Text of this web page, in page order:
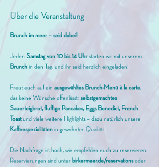
Über die Veranstaltung
Brunch im meer – seid dabei!
Jeden Samstag von 10 bis 14 Uhr starten wir mit unserem
Brunch in den Tag, und ihr seid herzlich eingeladen!
Freut euch auf ein ausgewähltes Brunch-Menü à la carte,
das keine Wünsche offenlässt: selbstgemachtes
Sauerteigbrot, fluffige Pancakes, Eggs Benedict, French
Toast und viele weitere Highlights – dazu natürlich unsere
Kaffeespezialitäten in gewohnter Qualität.
Die Nachfrage ist hoch, wie empfehlen euch zu reservieren.
Reservierungen sind unter birkermeer.de/reservations oder